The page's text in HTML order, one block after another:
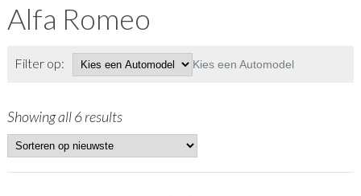
Alfa Romeo
Filter op: Kies een Automodel
Showing all 6 results